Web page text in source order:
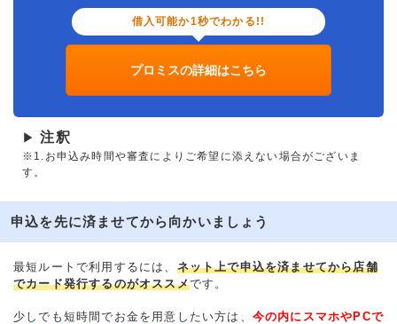
借入可能か1秒でわかる!!
プロミスの詳細はこちら
▶ 注釈
※1.お申込み時間や審査によりご希望に添えない場合がございま
す。
申込を先に済ませてから向かいましょう
最短ルートで利用するには、 ネット上で申込を済ませてから店舗
でカード発行するのがオススメです。
少しでも短時間でお金を用意したい方は、 今の内にスマホやPCで